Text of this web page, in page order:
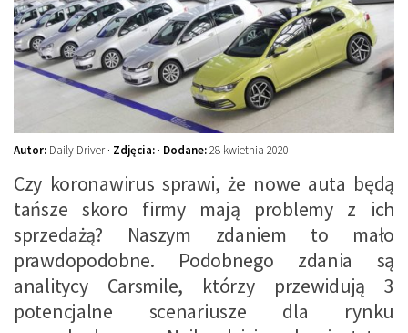
Auto z niemiec
Galerie
Autor: Daily Driver · Zdjęcia: · Dodane:28 kwietnia 2020
Czy koronawirus sprawi, że nowe auta będą
tańsze skoro firmy mają problemy z ich
sprzedażą? Naszym zdaniem to mało
prawdopodobne. Podobnego zdania są
analitycy Carsmile, którzy przewidują 3
potencjalne scenariusze dla rynku